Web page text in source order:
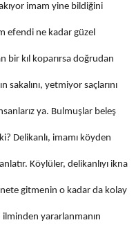
imam yine bildiğini
efendi ne kadar güzel
bir kıl koparırsa doğrudan
yetmiyor saçlarını
ya. Bulmuşlar beleş
Delikanlı, imamı köyden
Köylüler, delikanlıyı ikna
gitmenin o kadar da kolay
ilminden yararlanmanın